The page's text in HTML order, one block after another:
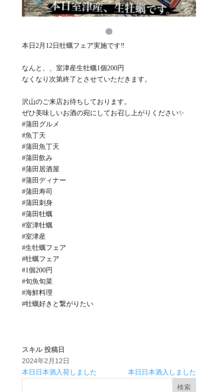
本日2月12日牡蠣フェア実施です‼️
なんと、、室津産生牡蠣1個200円
なくなり次第終了とさせていただきます。
沢山のご来店お待ちしております。
ぜひ美味しいお酒の宛にしてお召し上がりください✨
#蒲田グルメ
#魚丁天
#蒲田魚丁天
#蒲田飲み
#蒲田居酒屋
#蒲田ディナー
#蒲田寿司
#蒲田刺身
#蒲田牡蠣
#室津牡蠣
#室津産
#生牡蠣フェア
#牡蠣フェア
#1個200円
#旬魚旬菜
#海鮮料理
#牡蠣好きと繋がりたい
スキル 投稿日
2024年2月12日
本日日本酒入荷しました
本日日本酒入しました
検索